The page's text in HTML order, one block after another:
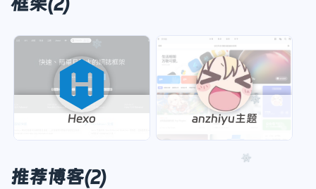
Amir's blog
Hexo anzhiyu主题
推荐博客(2)